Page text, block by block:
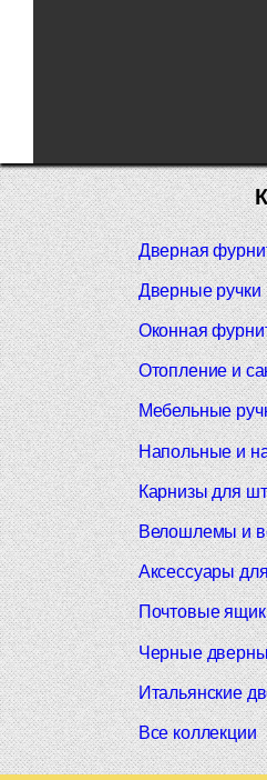
Дверная
Дверные ручки
Оконная
Отопление и
Мебельные
Напольные и
Карнизы для
Велошлемы и
Аксессуары
Почтовые
Черные
Итальянские
Все коллекции